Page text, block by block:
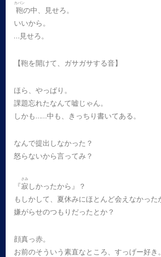
鞄
カバン
の中、見せろ。
いいから。
…見せろ。
【鞄を開けて、ガサガサする音】
ほら、やっぱり。
課題忘れたなんて嘘じゃん。
しかも……中も、きっちり書いてある。
なんで提出しなかった？
怒らないから言ってみ？
『寂
さみ
しかったから』？
もしかして、夏休みにほとんど会えなかった
嫌がらせのつもりだったとか？
顔真っ赤。
お前のそういう素直なところ、すっげー好き。